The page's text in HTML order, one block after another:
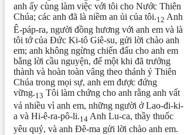
anh ấy cùng làm việc với tôi cho Nước Thiên
Chúa; các anh đã là niềm an ủi của tôi.12 Anh
Ê-páp-ra, người đồng hương với anh em và là
tôi tớ của Đức Ki-tô Giê-su, gửi lời chào anh
em; anh không ngừng chiến đấu cho anh em
bằng lời cầu nguyện, để một khi đã trưởng
thành và hoàn toàn vâng theo thánh ý Thiên
Chúa trong mọi sự, anh em được đứng
vững.13 Tôi làm chứng cho anh rằng anh vất
vả nhiều vì anh em, những người ở Lao-đi-ki-
a và Hi-ê-ra-pô-li.14 Anh Lu-ca, thầy thuốc
yêu quý, và anh Đê-ma gửi lời chào anh em.